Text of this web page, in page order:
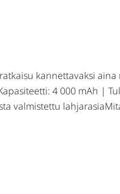
kannettavaksi aina
4 000 mAh |
valmistettu